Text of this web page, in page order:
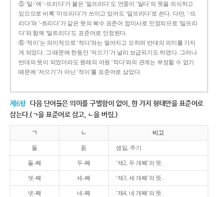
⑤ ‘밀-’에 ‘-뜨리다’가 붙은 ‘밀뜨리다’도 언중이 ‘밀다’의 뜻을 의식하고
있으므로 비록 ‘미뜨리다’가 쓰이고 있어도 ‘밀뜨리다’로 쓴다. 다만, ‘-뜨
리다’와 ‘-트리다’가 같은 뜻의 복수 표준어 접미사로 인정되므로 ‘밀뜨리
다’와 함께 ‘밀트리다’도 표준어로 인정된다.
⑥ ‘적이’는 의미적으로 ‘적다’와는 멀어지고 오히려 반대의 의미를 가지
게 되었다. 그 때문에 한동안 ‘저으기’가 널리 보급되기도 하였다. 그러나
반대의 뜻이 되었더라도 원래의 어원 ‘적다’와의 관계는 부정할 수 없기
때문에 ‘저으기’가 아닌 ‘적이’를 표준어로 삼았다.
제6항 다음 단어들은 의미를 구별함이 없이, 한 가지 형태만을 표준어로
삼는다.(ㄱ을 표준어로 삼고, ㄴ을 버림.)
ㄱ ㄴ 비고
돌 돐 생일, 주기.
둘-째 두-째 ‘제2, 두 개째’의 뜻.
셋-째 세-째 ‘제3, 세 개째’의 뜻.
넷-째 네-째 ‘제4, 네 개째’의 뜻.